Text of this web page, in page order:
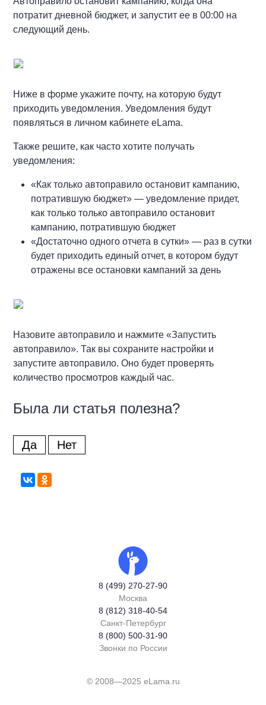
потратит дневной бюджет, и запустит ее в 00:00 на
следующий день.
Ниже в форме укажите почту, на которую будут
приходить уведомления. Уведомления будут
появляться в личном кабинете eLama.
Также решите, как часто хотите получать
уведомления:
«Как только автоправило остановит кампанию,
потратившую бюджет» — уведомление придет,
как только только автоправило остановит
кампанию, потратившую бюджет
«Достаточно одного отчета в сутки» — раз в сутки
будет приходить единый отчет, в котором будут
отражены все остановки кампаний за день
Назовите автоправило и нажмите «Запустить
автоправило». Так вы сохраните настройки и
запустите автоправило. Оно будет проверять
количество просмотров каждый час.
Была ли статья полезна?
Да Нет
8 (499) 270-27-90
Москва
8 (812) 318-40-54
Санкт-Петербург
8 (800) 500-31-90
Звонки по России
© 2008—2025 eLama.ru